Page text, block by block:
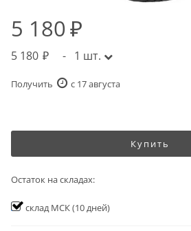
5 180
5 180 - 1 шт.
Получить c 17 августа
Купить
Остаток на складах:
склад МСК(10 дней)